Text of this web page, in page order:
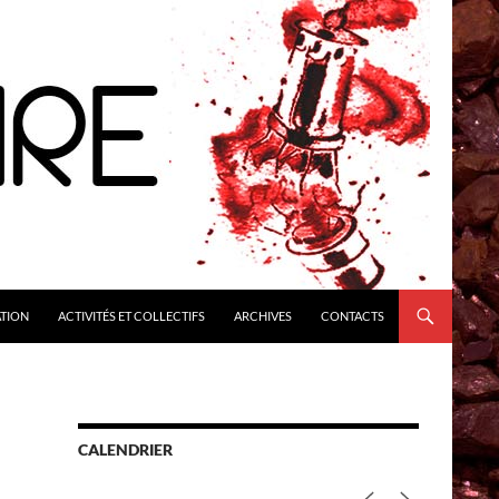
ACTIVITÉS ET COLLECTIFS ARCHIVES CONTACTS
CALENDRIER